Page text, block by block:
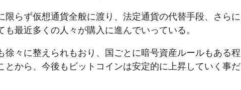
限らず仮想通貨全般に渡り、法定通貨の代替手段、さらに
最近多くの人々が購入に進んでいっている。
徐々に整えられもおり、国ごとに暗号資産ルールもある程
とから、今後もビットコインは安定的に上昇していく事だ